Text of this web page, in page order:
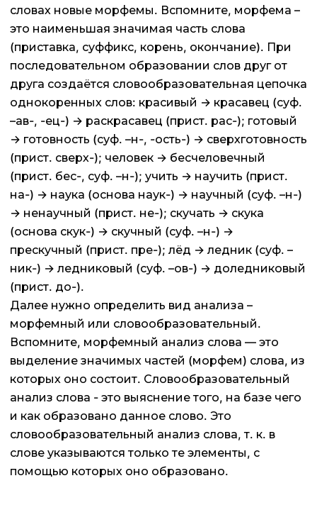
словах новые морфемы. Вспомните, морфема –
это наименьшая значимая часть слова
(приставка, суффикс, корень, окончание). При
последовательном образовании слов друг от
друга создаётся словообразовательная цепочка
однокоренных слов: красивый → красавец (суф.
–ав-, -ец-) → раскрасавец (прист. рас-); готовый
→ готовность (суф. –н-, -ость-) → сверхготовность
(прист. сверх-); человек → бесчеловечный
(прист. бес-, суф. –н-); учить → научить (прист.
на-) → наука (основа наук-) → научный (суф. –н-)
→ ненаучный (прист. не-); скучать → скука
(основа скук-) → скучный (суф. –н-) →
прескучный (прист. пре-); лёд → ледник (суф. –
ник-) → ледниковый (суф. –ов-) → доледниковый
(прист. до-).
Далее нужно определить вид анализа –
морфемный или словообразовательный.
Вспомните, морфемный анализ слова — это
выделение значимых частей (морфем) слова, из
которых оно состоит. Словообразовательный
анализ слова - это выяснение того, на базе чего
и как образовано данное слово. Это
словообразовательный анализ слова, т. к. в
слове указываются только те элементы, с
помощью которых оно образовано.